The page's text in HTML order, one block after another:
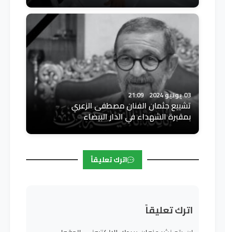
03 يونيو 2024 21:09
تشييع جثمان الفنان مصطفى الزعري
بمقبرة الشهداء في الدار البيضاء
اترك تعليقاً
اترك تعليقاً